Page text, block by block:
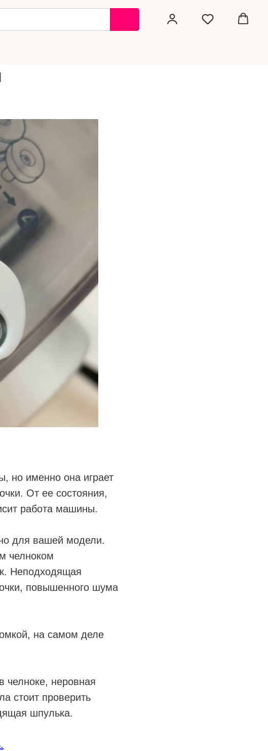
но именно она играет
От ее состояния,
работа машины.
для вашей модели.
челноком
Неподходящая
повышенного шума
на самом деле
челноке, неровная
стоит проверить
шпулька.